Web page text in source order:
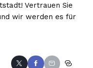
Vertrauen Sie
wir werden es für